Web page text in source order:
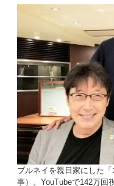
ブルネイを親日家にした
事）。YouTubeで142万回